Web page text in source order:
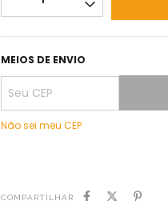
MEIOS DE ENVIO
Não sei meu CEP
COMPARTILHAR